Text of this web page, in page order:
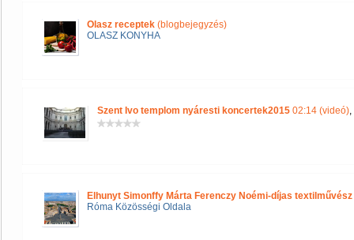
Olasz receptek (blogbejegyzés)
OLASZ KONYHA
Szent Ivo templom nyáresti koncertek2015 02:14 (videó),
Elhunyt Simonffy Márta Ferenczy Noémi-díjas textilművész
Róma Közösségi Oldala